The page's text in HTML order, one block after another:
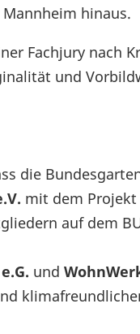
hinaus.
Fachjury nach
und
die
mit dem
auf dem
und